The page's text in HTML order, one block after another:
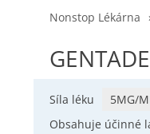
Nonstop Lékárna
Síla léku
5MG/
Obsahuje účinné